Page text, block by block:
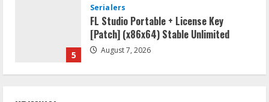
5
Serialers
FL Studio Portable + License Key
[Patch] (x86x64) Stable Unlimited
August 7, 2026